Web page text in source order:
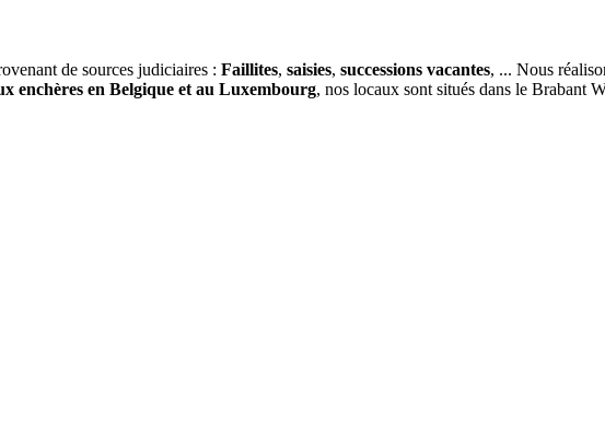
de sources judiciaires : Faillites, saisies, successions vacantes, ... Nous
enchères en Belgique et au Luxembourg, nos locaux sont situés dans le Brabant